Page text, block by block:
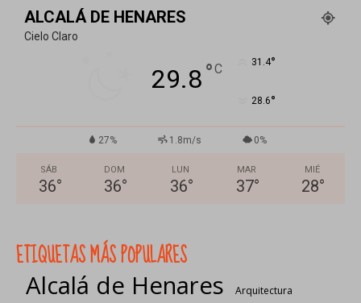
ALCALÁ DE HENARES
Cielo Claro
29.8°C 31.4°
28.6°
27% 1.8m/s 0%
SÁB
36°
DOM
36°
LUN
36°
MAR
37°
MIÉ
28°
ETIQUETAS MÁS POPULARES
Alcalá de Henares
Arquitectura